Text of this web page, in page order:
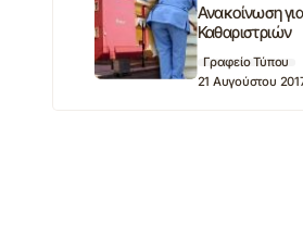
Ανακοίνωση
Καθαριστριών
Γραφείο Τύπου
21 Αυγούστου